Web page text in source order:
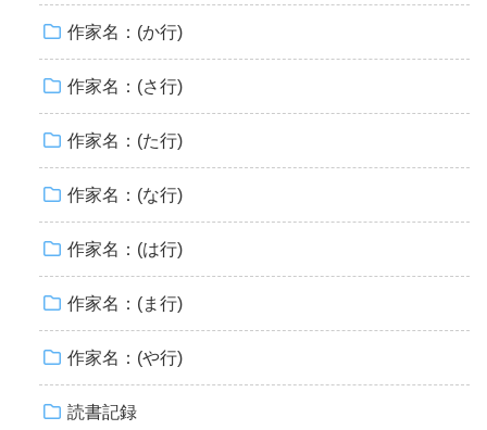
作家名：(か行)
作家名：(さ行)
作家名：(た行)
作家名：(な行)
作家名：(は行)
作家名：(ま行)
作家名：(や行)
読書記録